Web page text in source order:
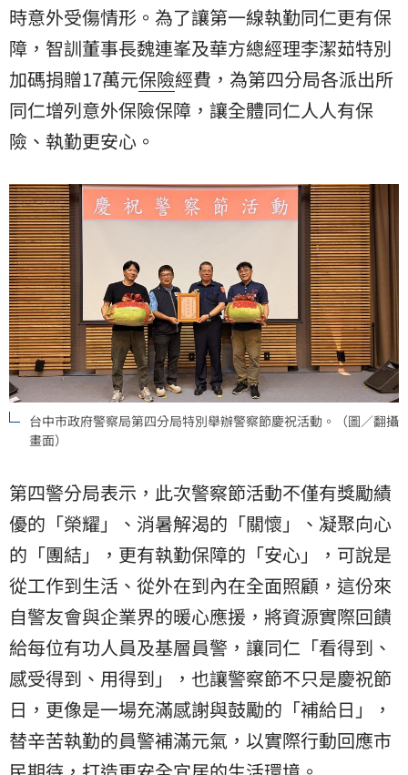
時意外受傷情形。為了讓第一線執勤同仁更有保
障，智訓董事長魏連峯及華方總經理李潔茹特別
加碼捐贈17萬元保險經費，為第四分局各派出所
同仁增列意外保險保障，讓全體同仁人人有保
險、執勤更安心。
台中市政府警察局第四分局特別舉辦警察節慶祝活動。（圖／翻攝
畫面）
第四警分局表示，此次警察節活動不僅有獎勵績
優的「榮耀」、消暑解渴的「關懷」、凝聚向心
的「團結」，更有執勤保障的「安心」，可說是
從工作到生活、從外在到內在全面照顧，這份來
自警友會與企業界的暖心應援，將資源實際回饋
給每位有功人員及基層員警，讓同仁「看得到、
感受得到、用得到」，也讓警察節不只是慶祝節
日，更像是一場充滿感謝與鼓勵的「補給日」，
替辛苦執勤的員警補滿元氣，以實際行動回應市